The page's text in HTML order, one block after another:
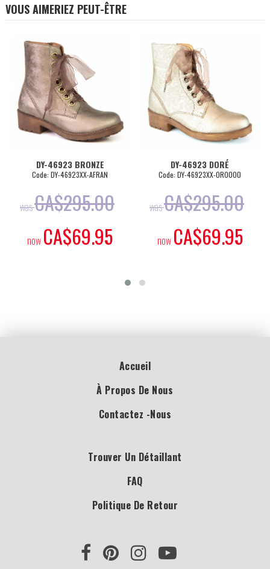
VOUS AIMERIEZ PEUT-ÊTRE
DY-46923 BRONZE
Code: DY-46923XX-AFRAN
wasCA$295.00
now CA$69.95
DY-46923 DORÉ
Code: DY-46923XX-ORO000
wasCA$295.00
now CA$69.95
Accueil
À Propos De Nous
Contactez -nous
Trouver Un Détaillant
FAQ
Politique De Retour